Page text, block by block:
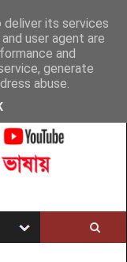
its services
user agent are
and
generate
abuse.